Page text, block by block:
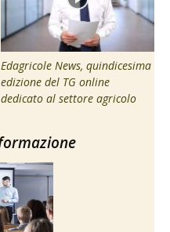
Edagricole News, quindicesima
edizione del TG online
dedicato al settore agricolo